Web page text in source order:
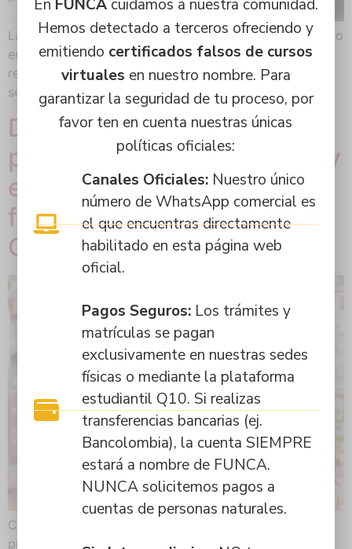
La dispensación de medicamentos es un proceso crítico
en la atención farmacéutica que requiere una gran
responsabilidad y compromiso con la salud y la
seguridad del paciente.
De la caja a casa; buenas
prácticas de dispensación y
el rol del auxiliar de
farmacia en Bogotá,
Colombia
Cuál es el trasfondo y significado de dispensar y
producir un medicamento en Colombia? ¿Es,
En FUNCAcuidamos a nuestra comunidad.
Hemos detectado a terceros ofreciendo y
emitiendo certificados falsos de cursos
virtuales en nuestro nombre. Para
garantizar la seguridad de tu proceso, por
favor ten en cuenta nuestras únicas
políticas oficiales:
Canales Oficiales:Nuestro único
número de WhatsApp comercial es
el que encuentras directamente
habilitado en esta página web
oficial.
Pagos Seguros:Los trámites y
matrículas se pagan
exclusivamente en nuestras sedes
físicas o mediante la plataforma
estudiantil Q10. Si realizas
transferencias bancarias (ej.
Bancolombia), la cuenta SIEMPRE
estará a nombre de FUNCA.
NUNCA solicitemos pagos a
cuentas de personas naturales.